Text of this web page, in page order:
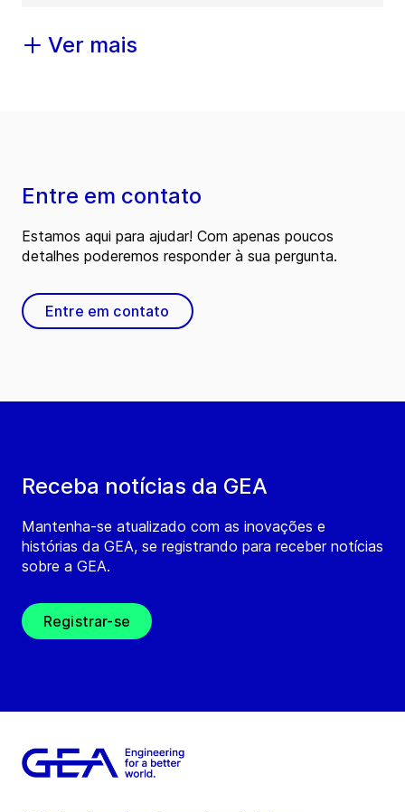
Ver mais
Receba notícias da GEA
Mantenha-se atualizado com as inovações e
histórias da GEA, se registrando para receber notícias
sobre a GEA.
Registrar-se
Entre em contato
Estamos aqui para ajudar! Com apenas poucos
detalhes poderemos responder à sua pergunta.
Entre em contato